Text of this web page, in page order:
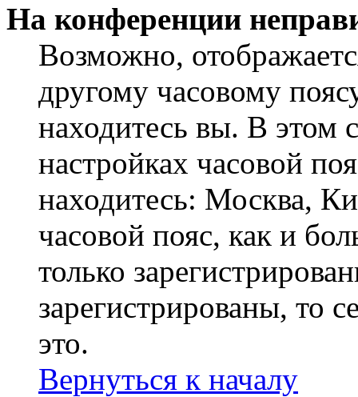
На конференции
Возможно,
другому часовому
находитесь вы. В этом
настройках часовой
находитесь: Москва,
часовой пояс, как и
только
зарегистрированы, то
это.
Вернуться к началу